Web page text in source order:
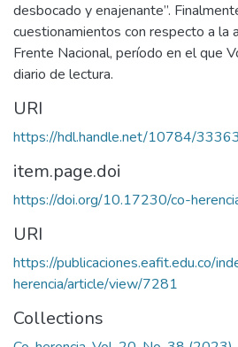
desbocado y enajenante”.
cuestionamientos con respecto a la
Frente Nacional, período en el que
diario de lectura.
URI
https://hdl.handle.net/10784/33363
item.page.doi
https://doi.org/10.17230/co-
URI
https://publicaciones.eafit.edu.co/
herencia/article/view/7281
Collections